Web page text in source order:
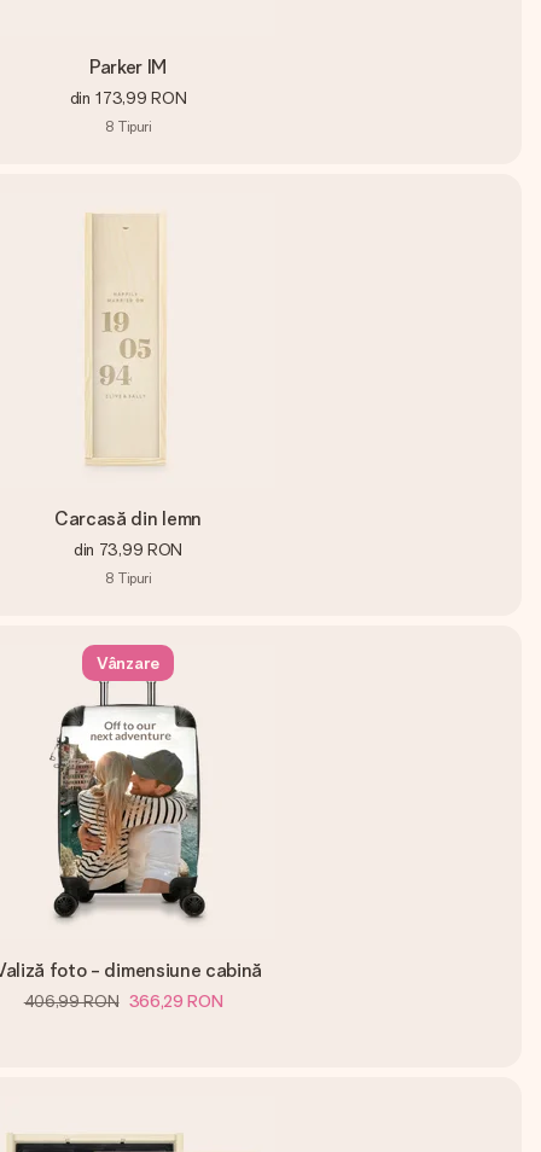
Parker IM
din 173,99 RON
8 Tipuri
Carcasă din lemn
din 73,99 RON
8 Tipuri
Vânzare
foto - dimensiune cabină
406,99 RON 366,29 RON